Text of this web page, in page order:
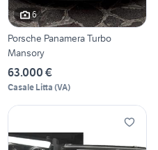
6
Porsche Panamera Turbo
Mansory
63.000 €
Casale Litta (VA)